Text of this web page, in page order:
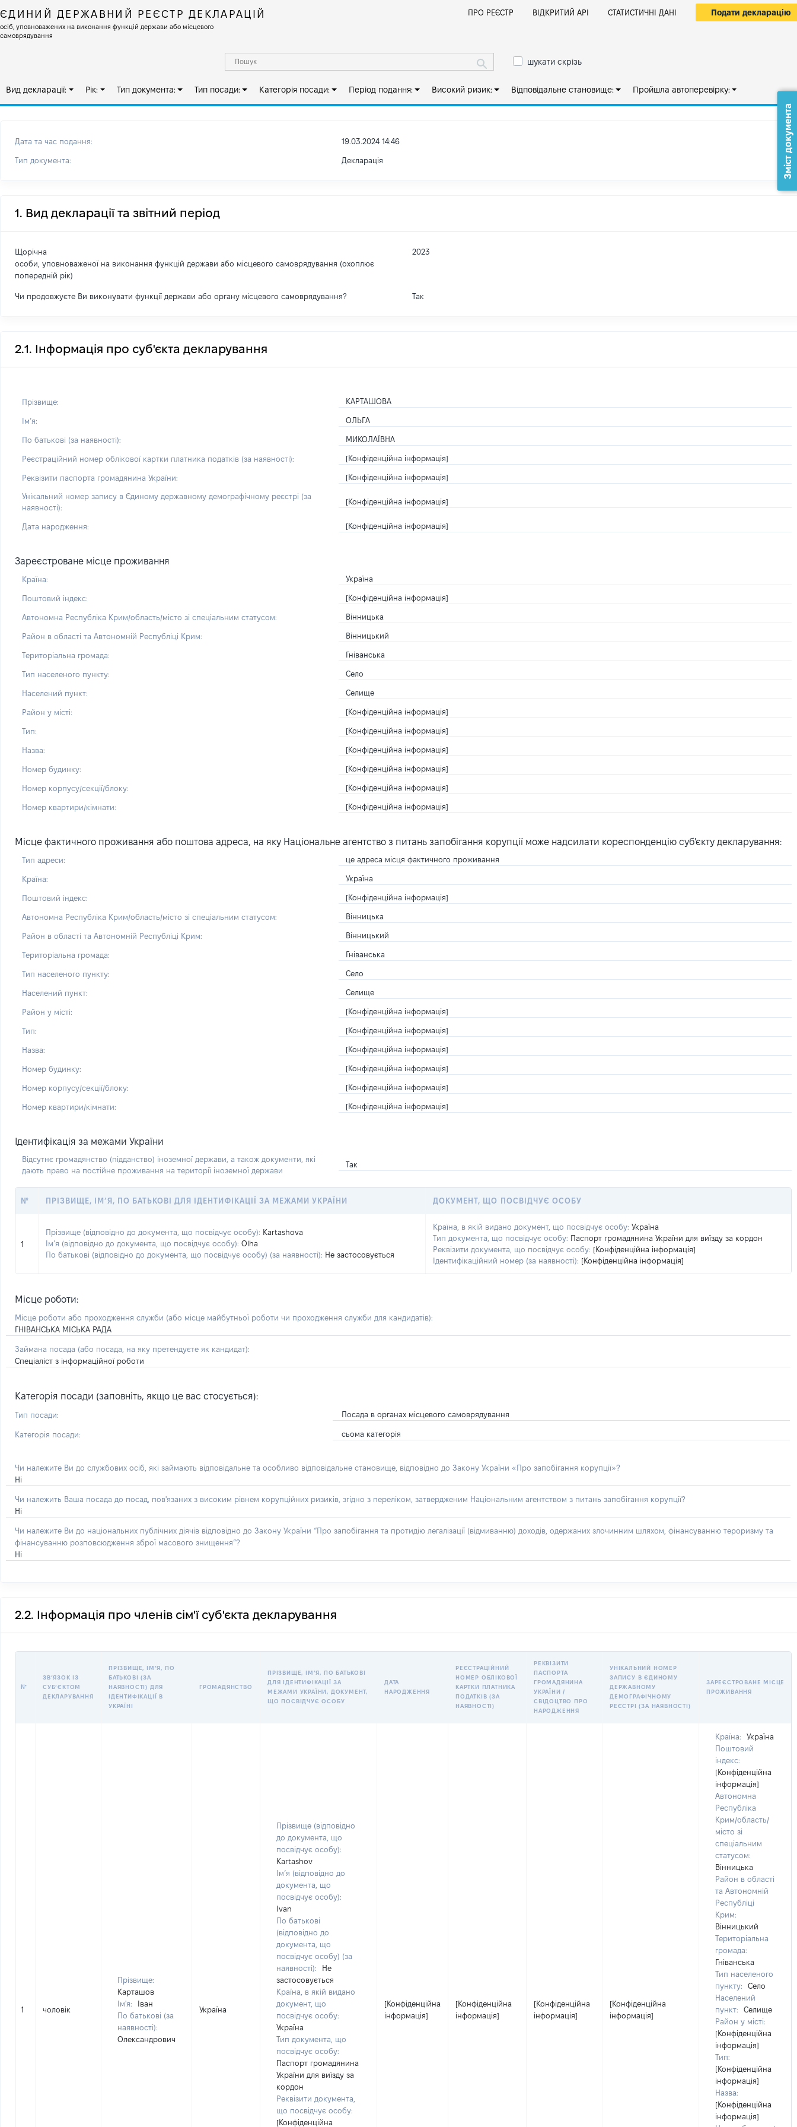
ЄДИНИЙ ДЕРЖАВНИЙ РЕЄСТР ДЕКЛАРАЦІЙ
осіб, уповноважених на виконання функцій держави або місцевого
самоврядування
ПРО РЕЄСТР ВІДКРИТИЙ АРІ СТАТИСТИЧНІ ДАНІ Подати декларацію
шукати скрізь
Вид декларації: Рік: Тип документа: Тип посади: Категорія посади: Період подання: Високий ризик: Відповідальне становище: Пройшла автоперевірку:
Дата та час подання: 19.03.2024 14:46
Тип документа: Декларація
1. Вид декларації та звітний період
Щорічна
особи, уповноваженої на виконання функцій держави або місцевого самоврядування (охоплює
попередній рік)
2023
Чи продовжуєте Ви виконувати функції держави або органу місцевого самоврядування? Так
2.1. Інформація про суб'єкта декларування
Прізвище: КАРТАШОВА
Імʼя: ОЛЬГА
По батькові (за наявності): МИКОЛАЇВНА
Реєстраційний номер облікової картки платника податків (за наявності): [Конфіденційна інформація]
Реквізити паспорта громадянина України: [Конфіденційна інформація]
Унікальний номер запису в Єдиному державному демографічному реєстрі (за
наявності):
[Конфіденційна інформація]
Дата народження: [Конфіденційна інформація]
Зареєстроване місце проживання
Країна: Україна
Поштовий індекс: [Конфіденційна інформація]
Автономна Республіка Крим/область/місто зі спеціальним статусом: Вінницька
Район в області та Автономній Республіці Крим: Вінницький
Територіальна громада: Гніванська
Тип населеного пункту: Село
Населений пункт: Селище
Район у місті: [Конфіденційна інформація]
Тип: [Конфіденційна інформація]
Назва: [Конфіденційна інформація]
Номер будинку: [Конфіденційна інформація]
Номер корпусу/секції/блоку: [Конфіденційна інформація]
Номер квартири/кімнати: [Конфіденційна інформація]
Місце фактичного проживання або поштова адреса, на яку Національне агентство з питань запобігання корупції може надсилати кореспонденцію суб'єкту декларування:
Тип адреси: це адреса місця фактичного проживання
Країна: Україна
Поштовий індекс: [Конфіденційна інформація]
Автономна Республіка Крим/область/місто зі спеціальним статусом: Вінницька
Район в області та Автономній Республіці Крим: Вінницький
Територіальна громада: Гніванська
Тип населеного пункту: Село
Населений пункт: Селище
Район у місті: [Конфіденційна інформація]
Тип: [Конфіденційна інформація]
Назва: [Конфіденційна інформація]
Номер будинку: [Конфіденційна інформація]
Номер корпусу/секції/блоку: [Конфіденційна інформація]
Номер квартири/кімнати: [Конфіденційна інформація]
Ідентифікація за межами України
Відсутнє громадянство (підданство) іноземної держави, а також документи, які
дають право на постійне проживання на території іноземної держави
Так
№ ПРІЗВИЩЕ, ІМ’Я, ПО БАТЬКОВІ ДЛЯ ІДЕНТИФІКАЦІЇ ЗА МЕЖАМИ УКРАЇНИ ДОКУМЕНТ, ЩО ПОСВІДЧУЄ ОСОБУ
1
Прізвище (відповідно до документа, що посвідчує особу): Kartashova
Ім’я (відповідно до документа, що посвідчує особу): Olha
По батькові (відповідно до документа, що посвідчує особу) (за наявності): Не застосовується
Країна, в якій видано документ, що посвідчує особу: Україна
Тип документа, що посвідчує особу: Паспорт громадянина України для виїзду за кордон
Реквізити документа, що посвідчує особу: [Конфіденційна інформація]
Ідентифікаційний номер (за наявності): [Конфіденційна інформація]
Місце роботи:
Місце роботи або проходження служби (або місце майбутньої роботи чи проходження служби для кандидатів):
ГНІВАНСЬКА МІСЬКА РАДА
Займана посада (або посада, на яку претендуєте як кандидат):
Спеціаліст з інформаційної роботи
Категорія посади (заповніть, якщо це вас стосується):
Тип посади: Посада в органах місцевого самоврядування
Категорія посади: сьома категорія
Чи належите Ви до службових осіб, які займають відповідальне та особливо відповідальне становище, відповідно до Закону України «Про запобігання корупції»?
Ні
Чи належить Ваша посада до посад, пов'язаних з високим рівнем корупційних ризиків, згідно з переліком, затвердженим Національним агентством з питань запобігання корупції?
Ні
Чи належите Ви до національних публічних діячів відповідно до Закону України “Про запобігання та протидію легалізації (відмиванню) доходів, одержаних злочинним шляхом, фінансуванню тероризму та
фінансуванню розповсюдження зброї масового знищення”?
Ні
2.2. Інформація про членів сім'ї суб'єкта декларування
№
ЗВʼЯЗОК ІЗ
СУБʼЄКТОМ
ДЕКЛАРУВАННЯ
ПРІЗВИЩЕ, ІМʼЯ, ПО
БАТЬКОВІ (ЗА
НАЯВНОСТІ) ДЛЯ
ІДЕНТИФІКАЦІЇ В
УКРАЇНІ
ГРОМАДЯНСТВО
ПРІЗВИЩЕ, ІМʼЯ, ПО БАТЬКОВІ
ДЛЯ ІДЕНТИФІКАЦІЇ ЗА
МЕЖАМИ УКРАЇНИ, ДОКУМЕНТ,
ЩО ПОСВІДЧУЄ ОСОБУ
ДАТА
НАРОДЖЕННЯ
РЕЄСТРАЦІЙНИЙ
НОМЕР ОБЛІКОВОЇ
КАРТКИ ПЛАТНИКА
ПОДАТКІВ (ЗА
НАЯВНОСТІ)
РЕКВІЗИТИ
ПАСПОРТА
ГРОМАДЯНИНА
УКРАЇНИ /
СВІДОЦТВО ПРО
НАРОДЖЕННЯ
УНІКАЛЬНИЙ НОМЕР
ЗАПИСУ В ЄДИНОМУ
ДЕРЖАВНОМУ
ДЕМОГРАФІЧНОМУ
РЕЄСТРІ (ЗА НАЯВНОСТІ)
ЗАРЕЄСТРОВАНЕ МІСЦЕ
ПРОЖИВАННЯ
1 чоловік
Прізвище:
Карташов
Ім'я:
Іван
По батькові (за
наявності):
Олександрович
Україна
Прізвище (відповідно
до документа, що
посвідчує особу):
Kartashov
Ім’я (відповідно до
документа, що
посвідчує особу):
Ivan
По батькові
(відповідно до
документа, що
посвідчує особу) (за
наявності):
Не
застосовується
Країна, в якій видано
документ, що
посвідчує особу:
Україна
Тип документа, що
посвідчує особу:
Паспорт громадянина
України для виїзду за
кордон
Реквізити документа,
що посвідчує особу:
[Конфіденційна
[Конфіденційна
інформація]
[Конфіденційна
інформація]
[Конфіденційна
інформація]
[Конфіденційна
інформація]
Країна:
Україна
Поштовий
індекс:
[Конфіденційна
інформація]
Автономна
Республіка
Крим/область/
місто зі
спеціальним
статусом:
Вінницька
Район в області
та Автономній
Республіці
Крим:
Вінницький
Територіальна
громада:
Гніванська
Тип населеного
пункту:
Село
Населений
пункт:
Селище
Район у місті:
[Конфіденційна
інформація]
Тип:
[Конфіденційна
інформація]
Назва:
[Конфіденційна
інформація]
Зміст документа